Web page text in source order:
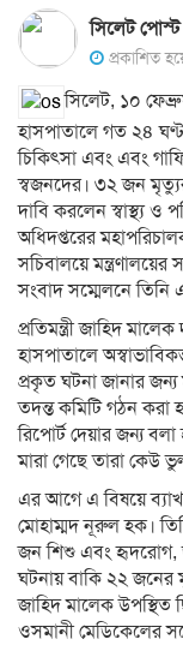
সিলেট
প্রকাশিত
সিলেট, ১০
হাসপাতালে গত ২৪
চিকিৎসা এবং এবং
স্বজনদের। ৩২ জন মৃত্যুর
দাবি করলেন স্বাস্থ্য ও
অধিদপ্তরের
সচিবালয়ে
সংবাদ সম্মেলনে তিনি
প্রতিমন্ত্রী জাহিদ
হাসপাতালে
প্রকৃত ঘটনা জানার জন্য
তদন্ত কমিটি গঠন করা
রিপোর্ট দেয়ার জন্য বলা
মারা গেছে তারা কেউ
এর আগে এ বিষয়ে
মোহাম্মদ নূরুল হক।
জন শিশু এবং হৃদরোগ,
ঘটনায় বাকি ২২ জনের
জাহিদ মালেক উপস্থিত
ওসমানী মেডিকেলের